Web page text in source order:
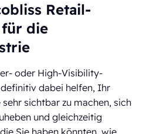
Retail-
die
oder High-Visibility-
dabei helfen, Ihr
sichtbar zu machen, sich
und gleichzeitig